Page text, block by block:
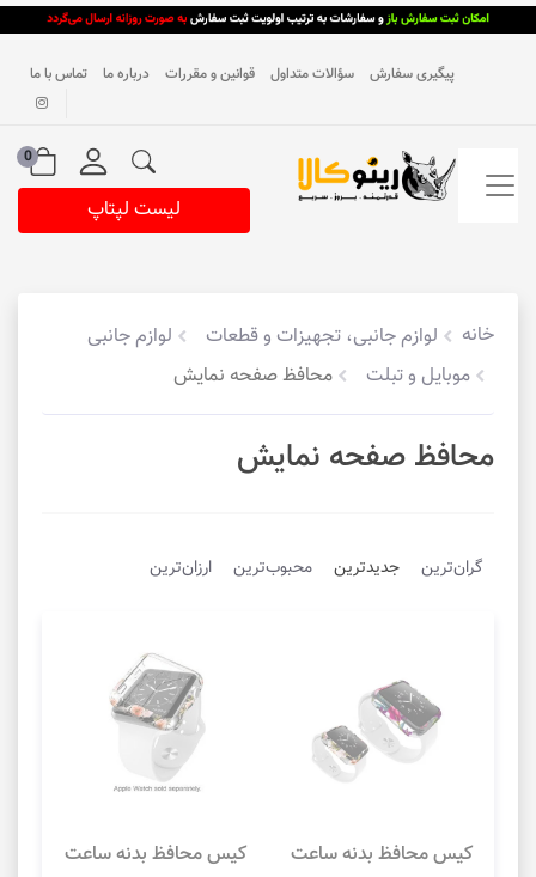
پیگیری سفارش سؤالات متداول قوانین و مقررات درباره ما تماس با ما
0
لیست لپتاپ
خانه لوازم جانبی، تجهیزات و قطعات
لوازم جانبی
موبایل و تبلت
محافظ صفحه نمایش
محافظ صفحه نمایش
گران‌ترین جدیدترین محبوب‌ترین ارزان‌ترین
کیس محافظ بدنه ساعت
کیس محافظ بدنه ساعت